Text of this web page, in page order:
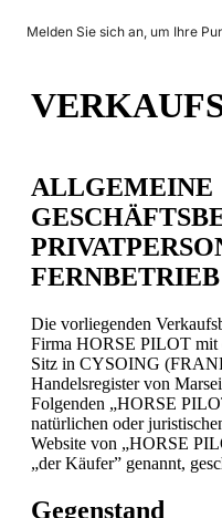
Melden Sie sich an, um Ihre
ALLGEMEINE
FERNBETRIEB
Die vorliegenden
Firma HORSE PILOT mit
Sitz in CYSOING
Handelsregister von
Folgenden „HORSE
natürlichen oder
Website von „HORSE
„der Käufer” genannt,
Gegenstand